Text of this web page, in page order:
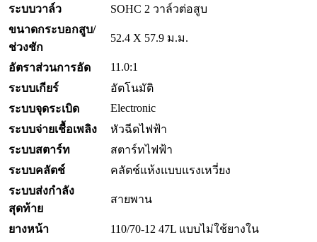
ระบบวาล์ว
SOHC 2 วาล์วต่อสูบ
ขนาดกระบอกสูบ/
ช่วงชัก
52.4 X 57.9 ม.ม.
อัตราส่วนการอัด
11.0:1
ระบบเกียร์
อัตโนมัติ
ระบบจุดระเบิด
Electronic
ระบบจ่ายเชื้อเพลิง
หัวฉีดไฟฟ้า
ระบบสตาร์ท
สตาร์ทไฟฟ้า
ระบบคลัตช์
คลัตช์แห้งแบบแรงเหวี่ยง
ระบบส่งกำลัง
สุดท้าย
สายพาน
ยางหน้า
110/70-12 47L แบบไม่ใช้ยางใน